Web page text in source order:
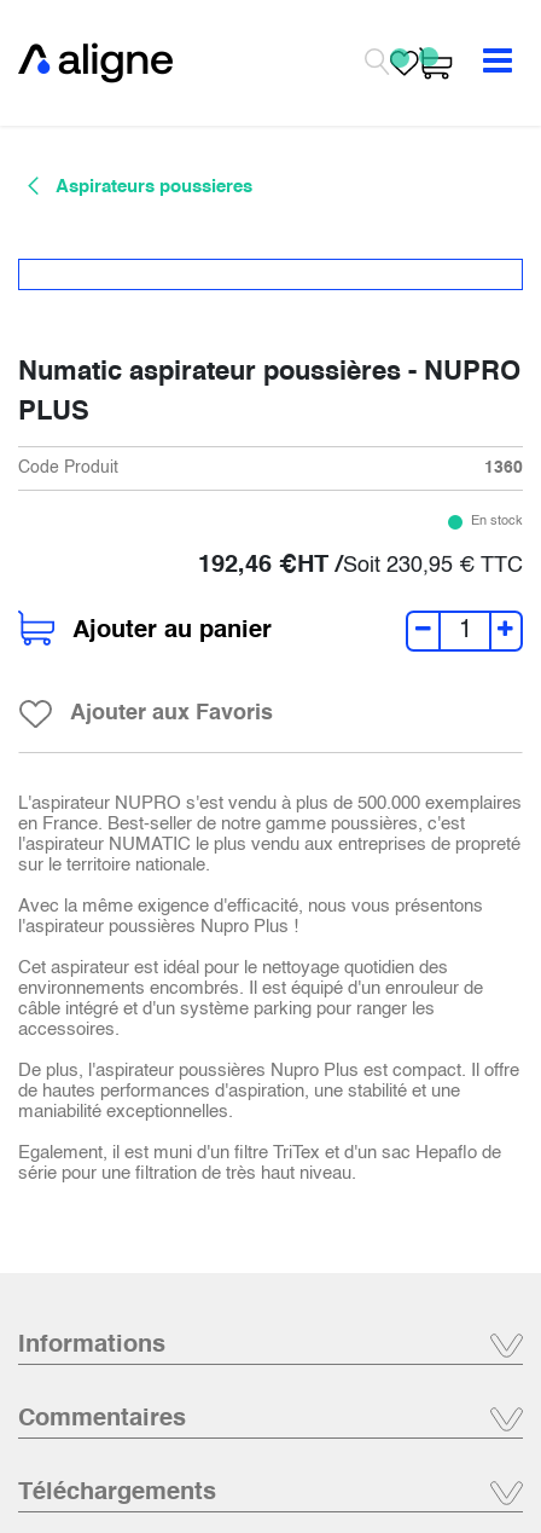
Aspirateurs poussieres
Numatic aspirateur poussières - NUPRO
PLUS
Code Produit 1360
En stock
192,46 €HT /Soit 230,95 € TTC
Ajouter au panier
Ajouter aux Favoris
L'aspirateur NUPRO s'est vendu à plus de 500.000 exemplaires
en France. Best-seller de notre gamme poussières, c'est
l'aspirateur NUMATIC le plus vendu aux entreprises de propreté
sur le territoire nationale.
Avec la même exigence d'efficacité, nous vous présentons
l'aspirateur poussières Nupro Plus !
Cet aspirateur est idéal pour le nettoyage quotidien des
environnements encombrés. Il est équipé d'un enrouleur de
câble intégré et d'un système parking pour ranger les
accessoires.
De plus, l'aspirateur poussières Nupro Plus est compact. Il offre
de hautes performances d'aspiration, une stabilité et une
maniabilité exceptionnelles.
Egalement, il est muni d'un filtre TriTex et d'un sac Hepaflo de
série pour une filtration de très haut niveau.
Informations
Commentaires
Téléchargements